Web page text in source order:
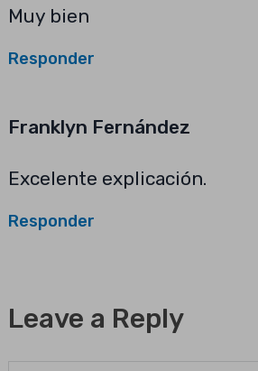
Muy bien
Responder
Franklyn Fernández
Excelente explicación.
Responder
Leave a Reply